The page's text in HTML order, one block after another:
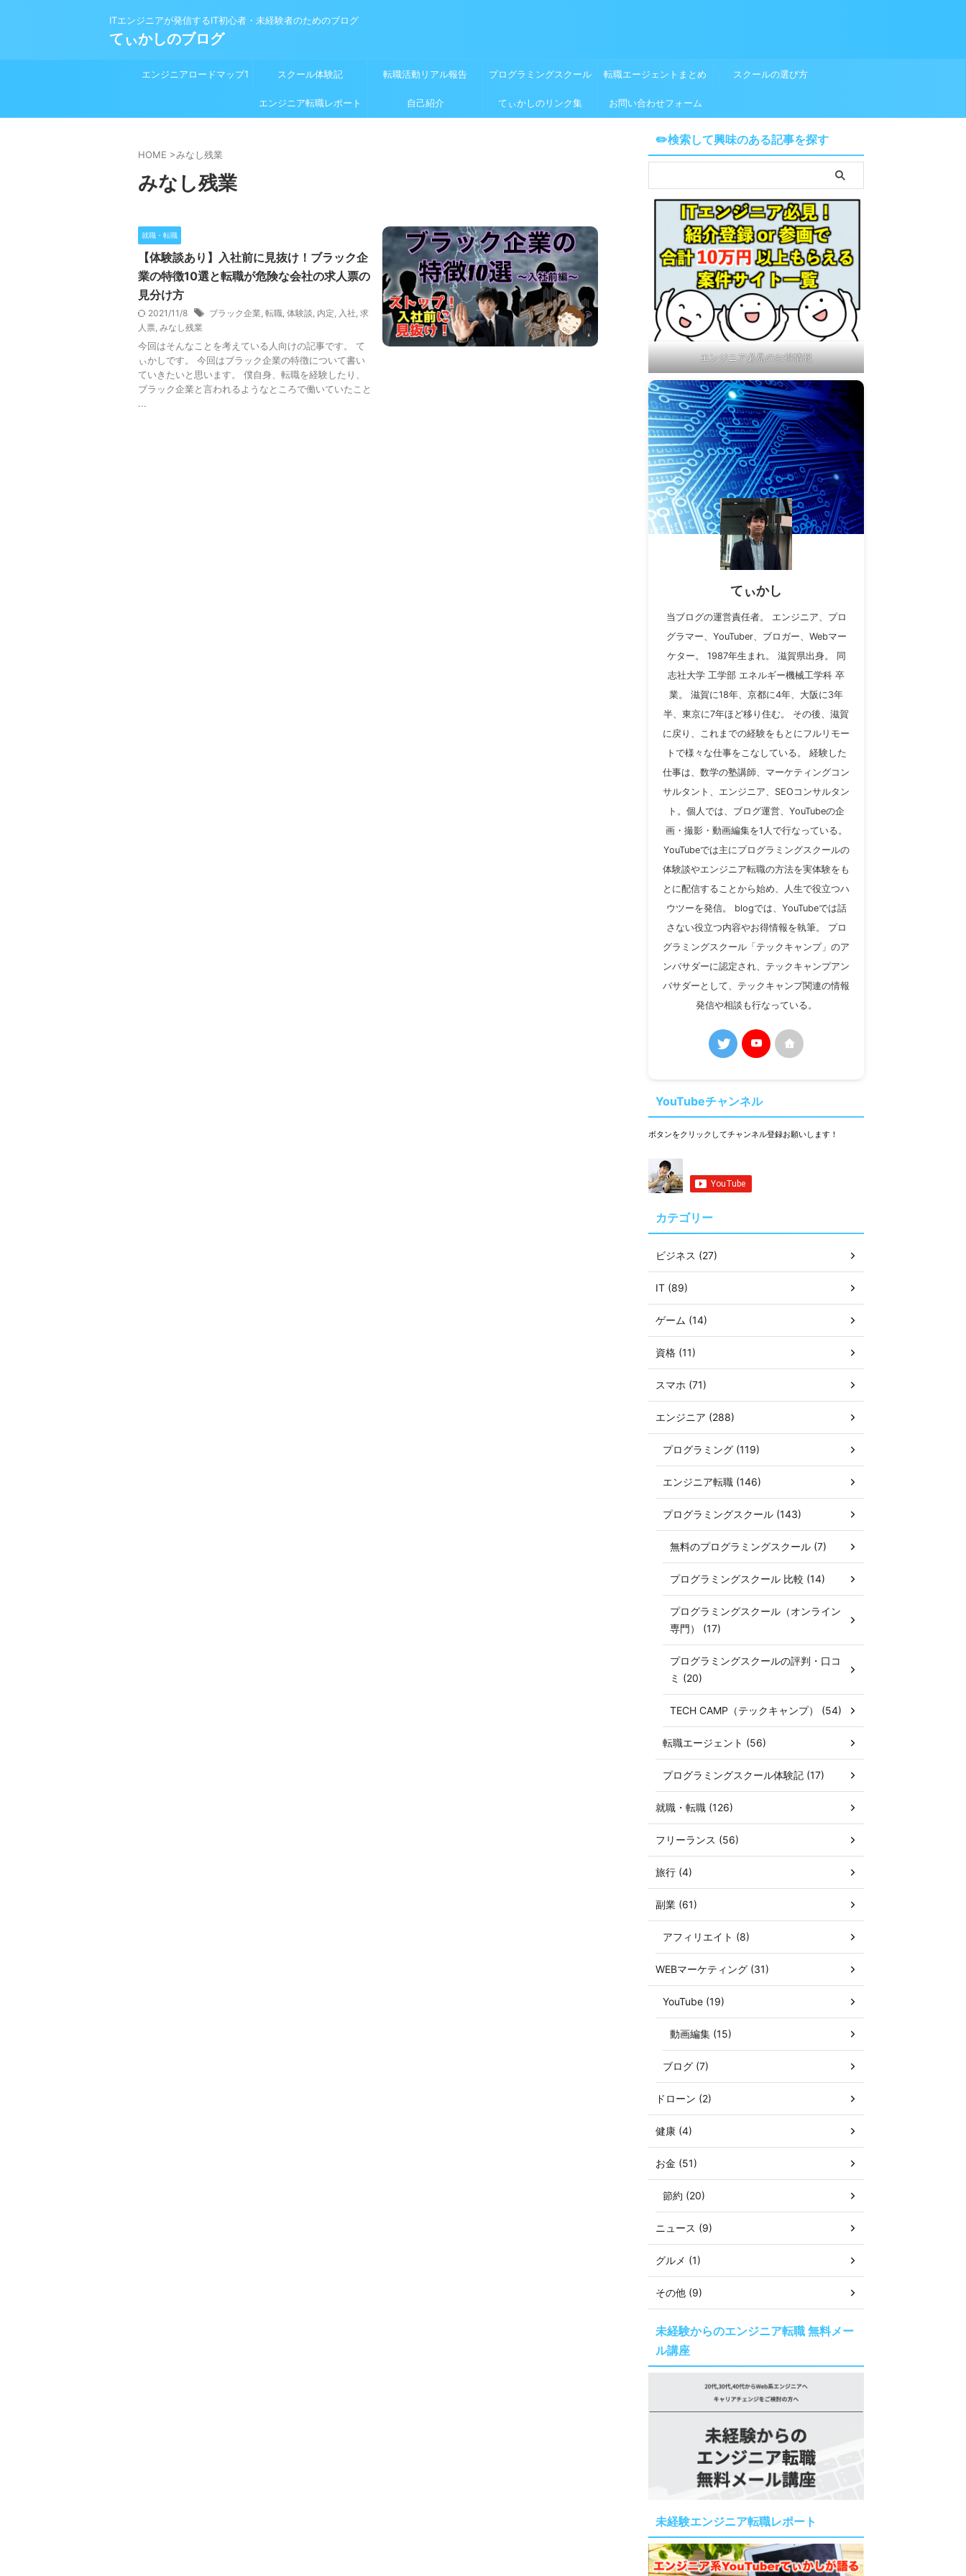
ITエンジニアが発信するIT初心者・未経験者のためのブログ
てぃかしのブログ
エンジニアロードマップ1 スクール体験記 転職活動リアル報告 プログラミングスクール 転職エージェントまとめ スクールの選び方
エンジニア転職レポート 自己紹介 てぃかしのリンク集 お問い合わせフォーム
HOME >みなし残業
みなし残業
就職・転職
【体験談あり】入社前に見抜け！ブラック企
業の特徴10選と転職が危険な会社の求人票の
見分け方
2021/11/8 ブラック企業, 転職, 体験談, 内定, 入社, 求
人票, みなし残業
今回はそんなことを考えている人向けの記事です。 て
ぃかしです。 今回はブラック企業の特徴について書い
ていきたいと思います。 僕自身、転職を経験したり、
ブラック企業と言われるようなところで働いていたこと
...
✏️検索して興味のある記事を探す
エンジニア必見のお得情報
てぃかし
当ブログの運営責任者。 エンジニア、プロ
グラマー、YouTuber、ブロガー、Webマー
ケター。 1987年生まれ。 滋賀県出身。 同
志社大学 工学部 エネルギー機械工学科 卒
業。 滋賀に18年、京都に4年、大阪に3年
半、東京に7年ほど移り住む。 その後、滋賀
に戻り、これまでの経験をもとにフルリモー
トで様々な仕事をこなしている。 経験した
仕事は、数学の塾講師、マーケティングコン
サルタント、エンジニア、SEOコンサルタン
ト。個人では、ブログ運営、YouTubeの企
画・撮影・動画編集を1人で行なっている。
YouTubeでは主にプログラミングスクールの
体験談やエンジニア転職の方法を実体験をも
とに配信することから始め、人生で役立つハ
ウツーを発信。 blogでは、YouTubeでは話
さない役立つ内容やお得情報を執筆。 プロ
グラミングスクール「テックキャンプ」のア
ンバサダーに認定され、テックキャンプアン
バサダーとして、テックキャンプ関連の情報
発信や相談も行なっている。
YouTubeチャンネル
ボタンをクリックしてチャンネル登録お願いします！
カテゴリー
ビジネス (27)
IT (89)
ゲーム (14)
資格 (11)
スマホ (71)
エンジニア (288)
プログラミング (119)
エンジニア転職 (146)
プログラミングスクール (143)
無料のプログラミングスクール (7)
プログラミングスクール 比較 (14)
プログラミングスクール（オンライン
専門） (17)
プログラミングスクールの評判・口コ
ミ (20)
TECH CAMP（テックキャンプ） (54)
転職エージェント (56)
プログラミングスクール体験記 (17)
就職・転職 (126)
フリーランス (56)
旅行 (4)
副業 (61)
アフィリエイト (8)
WEBマーケティング (31)
YouTube (19)
動画編集 (15)
ブログ (7)
ドローン (2)
健康 (4)
お金 (51)
節約 (20)
ニュース (9)
グルメ (1)
その他 (9)
未経験からのエンジニア転職 無料メー
ル講座
未経験エンジニア転職レポート